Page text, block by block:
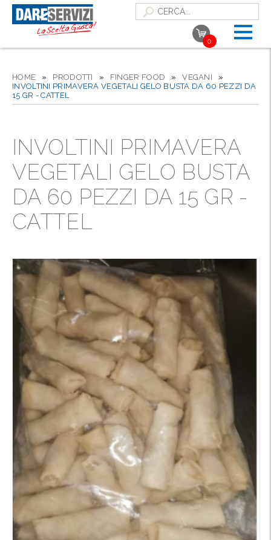
0
HOME » PRODOTTI » FINGER FOOD »VEGANI »
INVOLTINI PRIMAVERA VEGETALI GELO BUSTA DA 60 PEZZI DA
15 GR - CATTEL
INVOLTINI PRIMAVERA
VEGETALI GELO BUSTA
DA 60 PEZZI DA 15 GR -
CATTEL